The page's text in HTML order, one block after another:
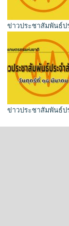
ข่าวประชาสัมพันธ์ป
ข่าวประชาสัมพันธ์ป